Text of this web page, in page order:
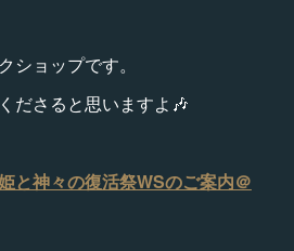
ショップです。
ださると思いますよ🎶
と神々の復活祭WSのご案内＠